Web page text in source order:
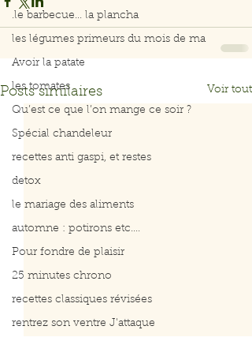
.le barbecue... la plancha
les légumes primeurs du mois de ma
Avoir la patate
les tomates
Qu’est ce que l’on mange ce soir ?
Spécial chandeleur
recettes anti gaspi, et restes
detox
le mariage des aliments
automne : potirons etc....
Pour fondre de plaisir
25 minutes chrono
recettes classiques révisées
rentrez son ventre J'attaque
Posts similaires Voir tout